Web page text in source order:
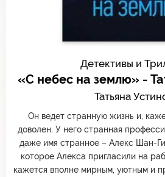
Детективы и
«С небес на землю» -
Татьяна
Он ведет странную жизнь и,
доволен. У него странная
даже имя странное – Алекс Шан-
которое Алекса пригласили на
кажется вполне мирным, уютным и